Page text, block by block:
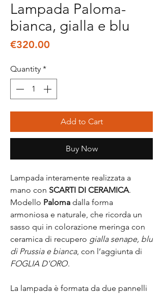
Lampada Paloma-
bianca, gialla e blu
€320.00
Quantity *
Add to Cart
Buy Now
Lampada interamente realizzata a
mano con SCARTI DI CERAMICA.
Modello Paloma dalla forma
armoniosa e naturale, che ricorda un
sasso qui in colorazione meringa con
ceramica di recupero gialla senape, blu
di Prussia e bianca, con l’aggiunta di
FOGLIA D'ORO.
La lampada è formata da due pannelli